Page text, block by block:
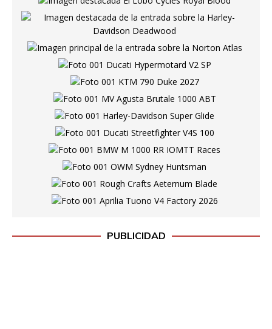
PUBLICIDAD